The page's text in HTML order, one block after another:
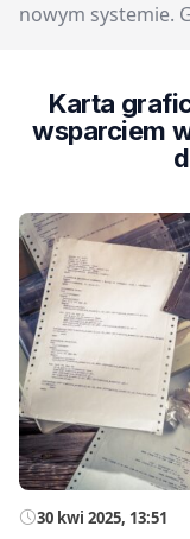
nowym systemie.
Karta
wsparciem
30 kwi 2025, 13:51